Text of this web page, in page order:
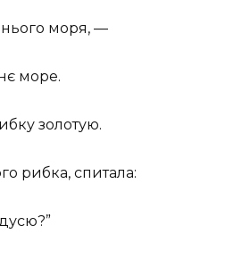
моря, —
море.
золотую.
рибка, спитала: